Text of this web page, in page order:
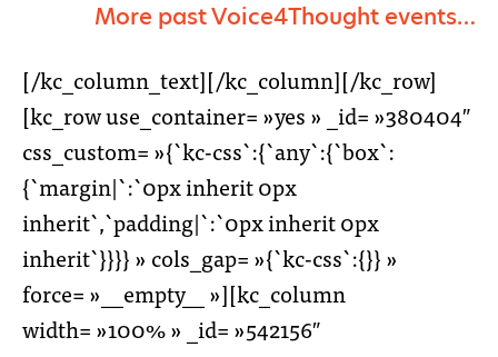
More past Voice4Thought events…
[/kc_column_text][/kc_column][/kc_row]
[kc_row use_container= »yes » _id= »380404″
css_custom= »{`kc-css`:{`any`:{`box`:
{`margin|`:`0px inherit 0px
inherit`,`padding|`:`0px inherit 0px
inherit`}}}} » cols_gap= »{`kc-css`:{}} »
force= »__empty__ »][kc_column
width= »100% » _id= »542156″